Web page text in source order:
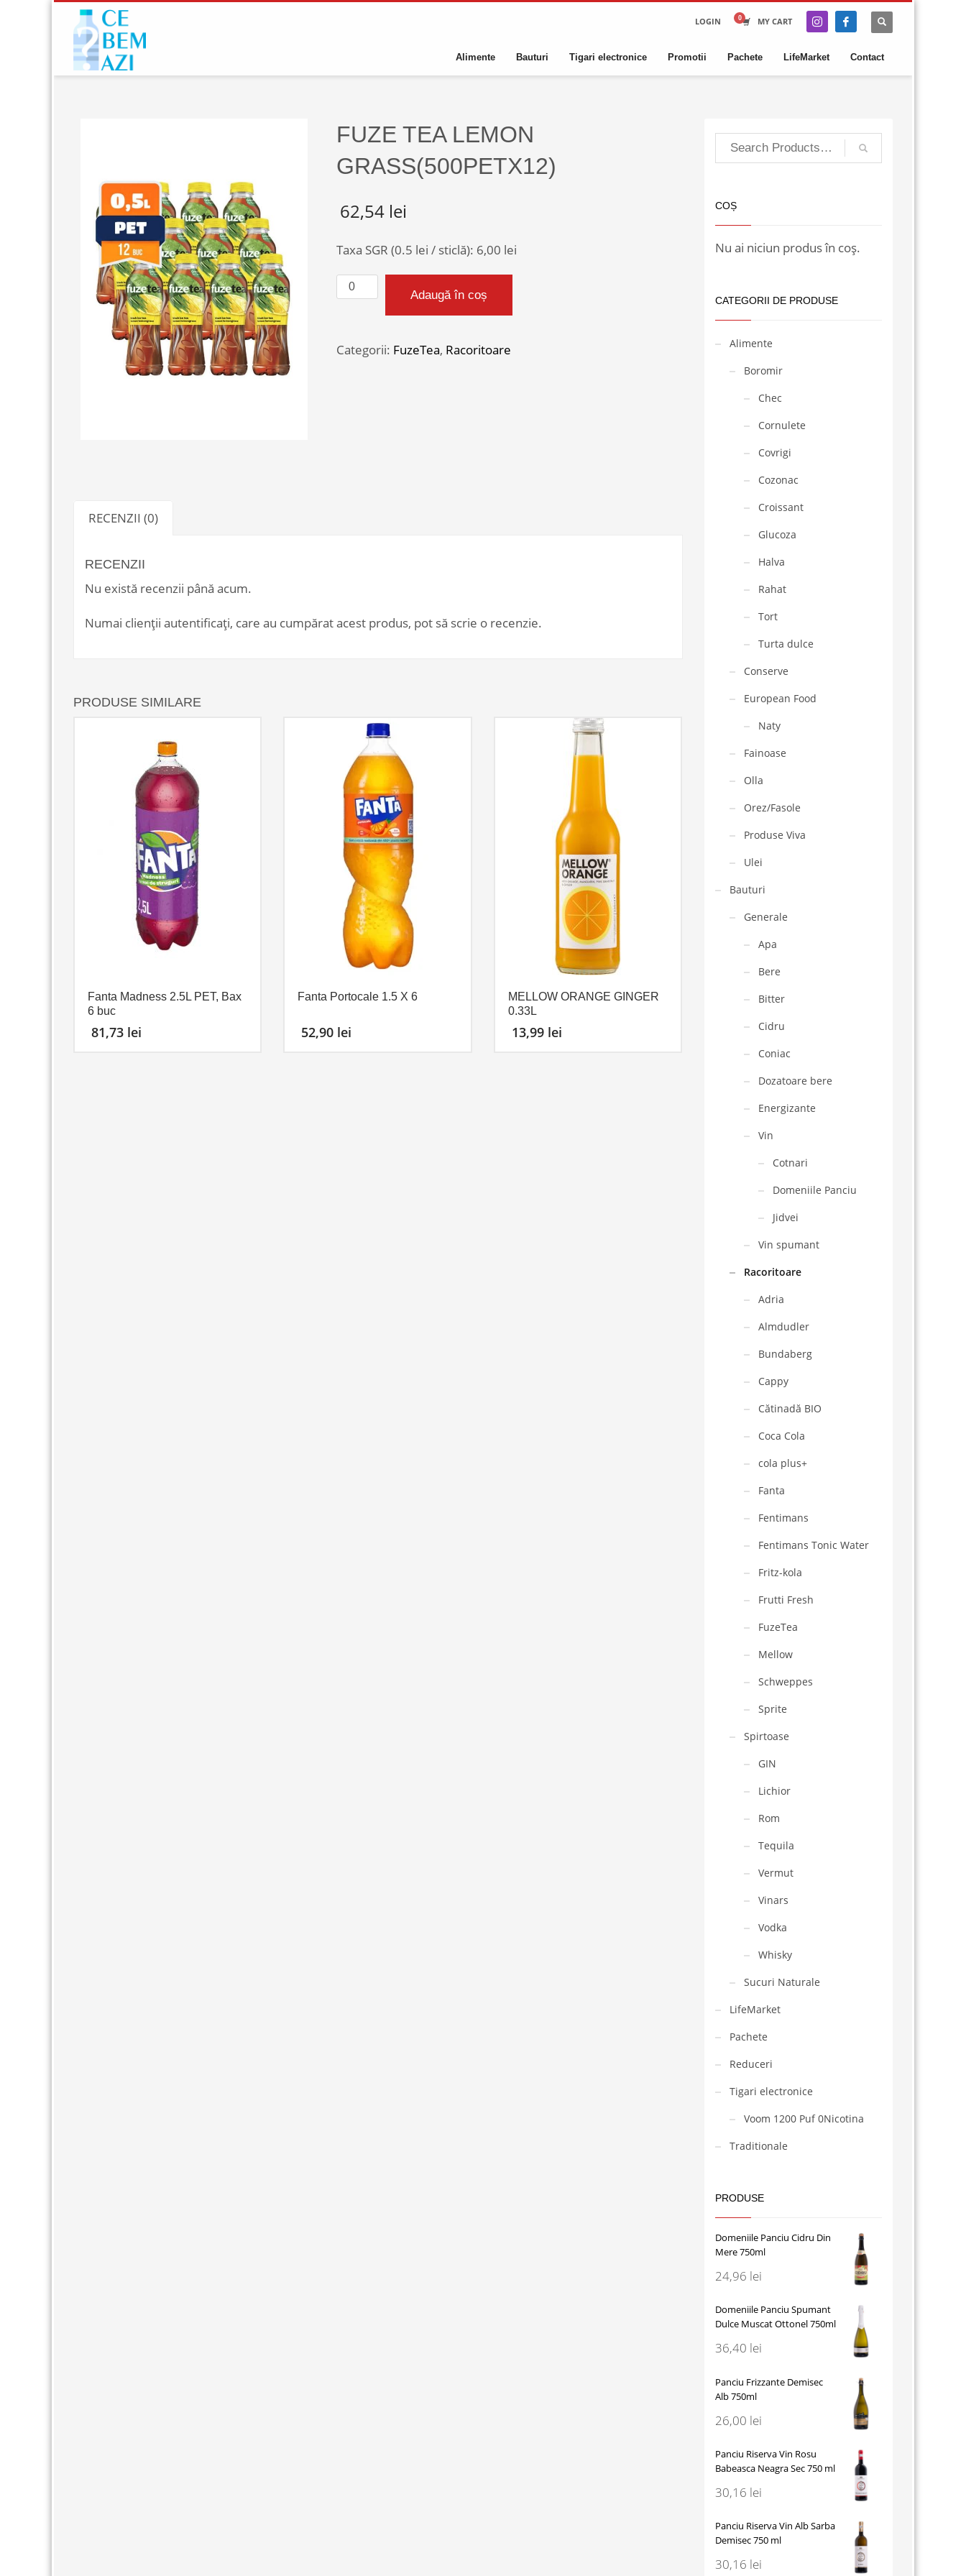
LOGIN MY CART
Alimente Bauturi Tigari electronice Promotii Pachete LifeMarket Contact
FUZE TEA LEMON
GRASS(500PETX12)
62,54 lei
Taxa SGR (0.5 lei / sticlă): 6,00 lei
Cantitate
FUZE
LEMON
Adaugă în coș
Categorii: FuzeTea, Racoritoare
RECENZII (0)
RECENZII
Nu există recenzii până acum.
Numai clienții autentificați, care au cumpărat acest produs, pot să scrie o recenzie.
PRODUSE SIMILARE
Fanta Madness 2.5L PET, Bax
6 buc
81,73 lei
Fanta Portocale 1.5 X 6
52,90 lei
MELLOW ORANGE GINGER
0.33L
13,99 lei
COȘ
Nu ai niciun produs în coș.
CATEGORII DE PRODUSE
Alimente
Boromir
Chec
Cornulete
Covrigi
Cozonac
Croissant
Glucoza
Halva
Rahat
Tort
Turta dulce
Conserve
European Food
Naty
Fainoase
Olla
Orez/Fasole
Produse Viva
Ulei
Bauturi
Generale
Apa
Bere
Bitter
Cidru
Coniac
Dozatoare bere
Energizante
Vin
Cotnari
Domeniile Panciu
Jidvei
Vin spumant
Racoritoare
Adria
Almdudler
Bundaberg
Cappy
Cătinadă BIO
Coca Cola
cola plus+
Fanta
Fentimans
Fentimans Tonic Water
Fritz-kola
Frutti Fresh
FuzeTea
Mellow
Schweppes
Sprite
Spirtoase
GIN
Lichior
Rom
Tequila
Vermut
Vinars
Vodka
Whisky
Sucuri Naturale
LifeMarket
Pachete
Reduceri
Tigari electronice
Voom 1200 Puf 0Nicotina
Traditionale
PRODUSE
Domeniile Panciu Cidru Din
Mere 750ml
24,96 lei
Domeniile Panciu Spumant
Dulce Muscat Ottonel 750ml
36,40 lei
Panciu Frizzante Demisec
Alb 750ml
26,00 lei
Panciu Riserva Vin Rosu
Babeasca Neagra Sec 750 ml
30,16 lei
Panciu Riserva Vin Alb Sarba
Demisec 750 ml
30,16 lei